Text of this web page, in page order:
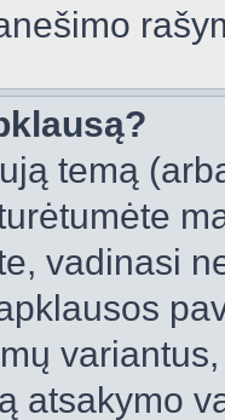
temą
vadinasi
atsakymo